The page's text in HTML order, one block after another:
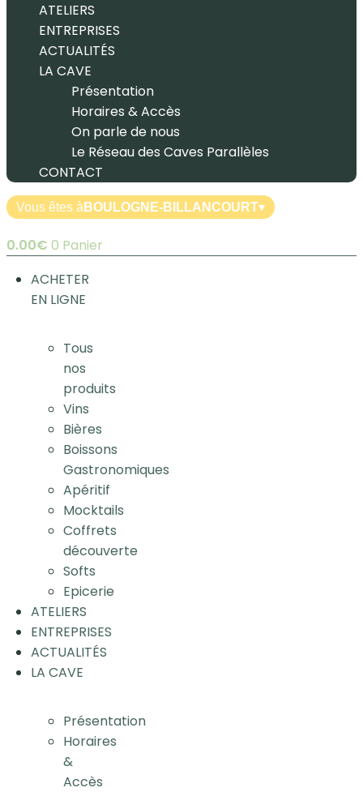
ATELIERS
ENTREPRISES
ACTUALITÉS
LA CAVE
Présentation
Horaires & Accès
On parle de nous
Le Réseau des Caves Parallèles
CONTACT
Vous êtes à BOULOGNE-BILLANCOURT▾
0.00€ 0 Panier
ACHETER
EN LIGNE
Tous
nos
produits
Vins
Bières
Boissons
Gastronomiques
Apéritif
Mocktails
Coffrets
découverte
Softs
Epicerie
ATELIERS
ENTREPRISES
ACTUALITÉS
LA CAVE
Présentation
Horaires
&
Accès